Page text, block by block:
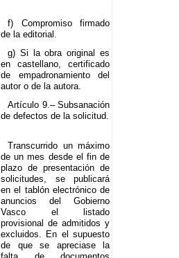
f) Compromiso firmado
de la editorial.
g) Si la obra original es
en castellano, certificado
de empadronamiento del
autor o de la autora.
Artículo 9.– Subsanación
de defectos de la solicitud.
Transcurrido un máximo
de un mes desde el fin de
plazo de presentación de
solicitudes, se publicará
en el tablón electrónico de
anuncios del Gobierno
Vasco el listado
provisional de admitidos y
excluidos. En el supuesto
de que se apreciase la